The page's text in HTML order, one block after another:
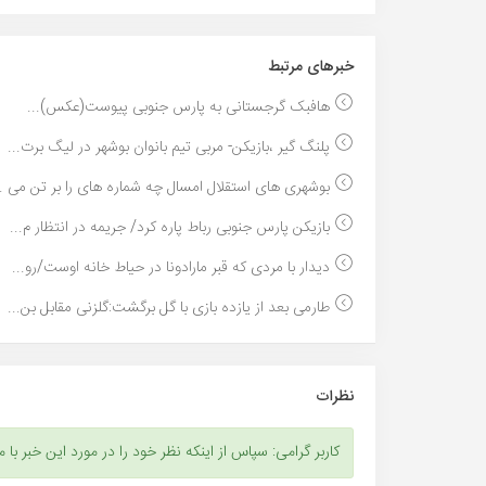
خبر‌های مرتبط
هافبک گرجستانی به پارس جنوبی پیوست(عکس)...
پلنگ گیر ،بازیکن- مربی تیم بانوان بوشهر در لیگ برت...
بوشهری های استقلال امسال چه شماره های را بر تن می
بازیکن پارس جنوبی رباط پاره کرد/ جریمه در انتظار م...
دیدار با مردی که قبر مارادونا در حیاط خانه اوست/رو...
طارمی بعد از یازده بازی با گل برگشت:گلزنی مقابل بن...
نظرات
کاربر گرامی: سپاس از اینکه نظر خود را در مورد این خبر